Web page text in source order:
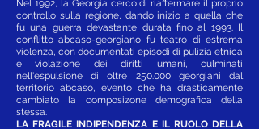
Nel 1992, la Georgia cercò di riaffermare il proprio
controllo sulla regione, dando inizio a quella che
fu una guerra devastante durata fino al 1993. Il
conflitto abcaso-georgiano fu teatro di estrema
violenza, con documentati episodi di pulizia etnica
e violazione dei diritti umani, culminati
nell'espulsione di oltre 250.000 georgiani dal
territorio abcaso, evento che ha drasticamente
cambiato la composizone demografica della
stessa.
LA FRAGILE INDIPENDENZA E IL RUOLO DELLA